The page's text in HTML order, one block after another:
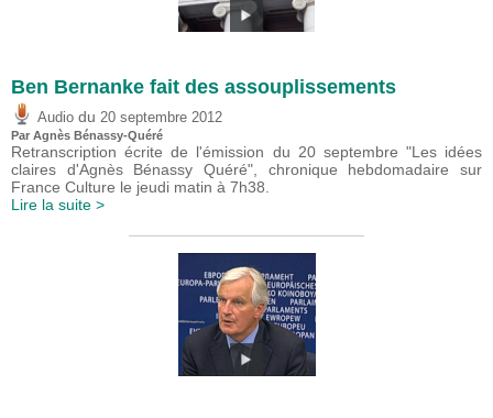
Ben Bernanke fait des assouplissements
Audio du 20 septembre 2012
Par Agnès Bénassy-Quéré
Retranscription écrite de l'émission du 20 septembre "Les idées
claires d'Agnès Bénassy Quéré", chronique hebdomadaire sur
France Culture le jeudi matin à 7h38.
Lire la suite >